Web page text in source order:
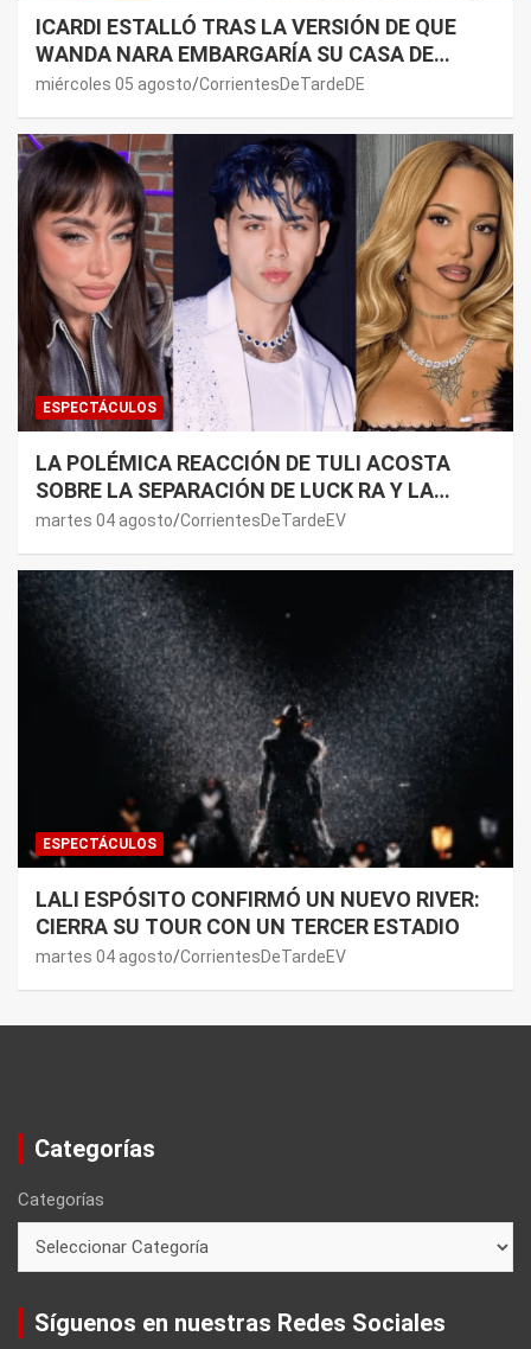
ICARDI ESTALLÓ TRAS LA VERSIÓN DE QUE
WANDA NARA EMBARGARÍA SU CASA DE
NORDELTA: “NECESITAN RASCAR DE ALGÚN
miércoles 05 agosto CorrientesDeTardeDE
ESPECTÁCULOS
LA POLÉMICA REACCIÓN DE TULI ACOSTA
SOBRE LA SEPARACIÓN DE LUCK RA Y LA
JOAQUI: “¿MI VERDAD?”
martes 04 agosto CorrientesDeTardeEV
ESPECTÁCULOS
LALI ESPÓSITO CONFIRMÓ UN NUEVO RIVER:
CIERRA SU TOUR CON UN TERCER ESTADIO
martes 04 agosto CorrientesDeTardeEV
Categorías
Categorías
Síguenos en nuestras Redes Sociales